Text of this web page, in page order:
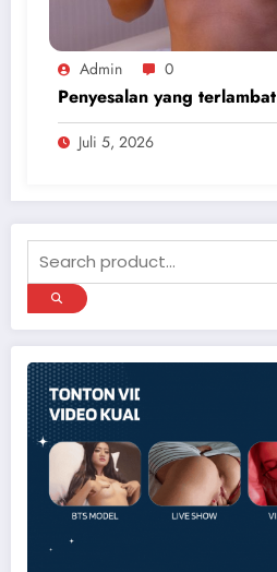
Admin 0
Penyesalan yang terlambat
Juli 5, 2026